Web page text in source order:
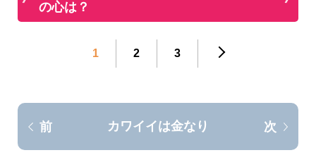
の心は？
1 2 3
前 カワイイは金なり 次